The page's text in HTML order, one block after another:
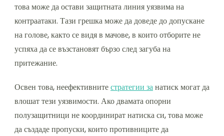
това може да остави защитната линия уязвима на
контраатаки. Тази грешка може да доведе до допускане
на голове, както се видя в мачове, в които отборите не
успяха да се възстановят бързо след загуба на
притежание.
Освен това, неефективнитестратегии занатиск могат да
влошат тези уязвимости. Ако двамата опорни
полузащитници не координират натиска си, това може
да създаде пропуски, които противниците да